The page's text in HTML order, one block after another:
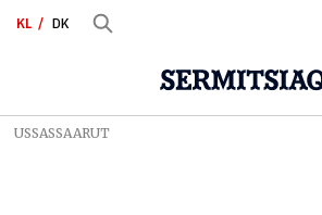
KL DK
USSASSAARUT